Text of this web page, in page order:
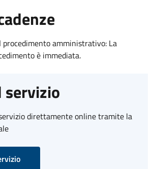
procedimento amministrativo: La
è immediata.
servizio
direttamente online tramite la